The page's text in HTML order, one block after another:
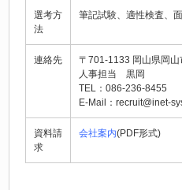
選考方
法
筆記試験、適性検査、
連絡先
〒701-1133 岡山県岡
人事担当 黒岡
TEL：086-236-8455
E-Mail：recruit@inet-
資料請
求
会社案内(PDF形式)